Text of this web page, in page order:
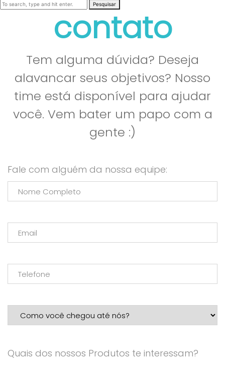
Pesquisar
contato
Tem alguma dúvida? Deseja
alavancar seus objetivos? Nosso
time está disponível para ajudar
você. Vem bater um papo com a
gente :)
Fale com alguém da nossa equipe:
Quais dos nossos Produtos te interessam?